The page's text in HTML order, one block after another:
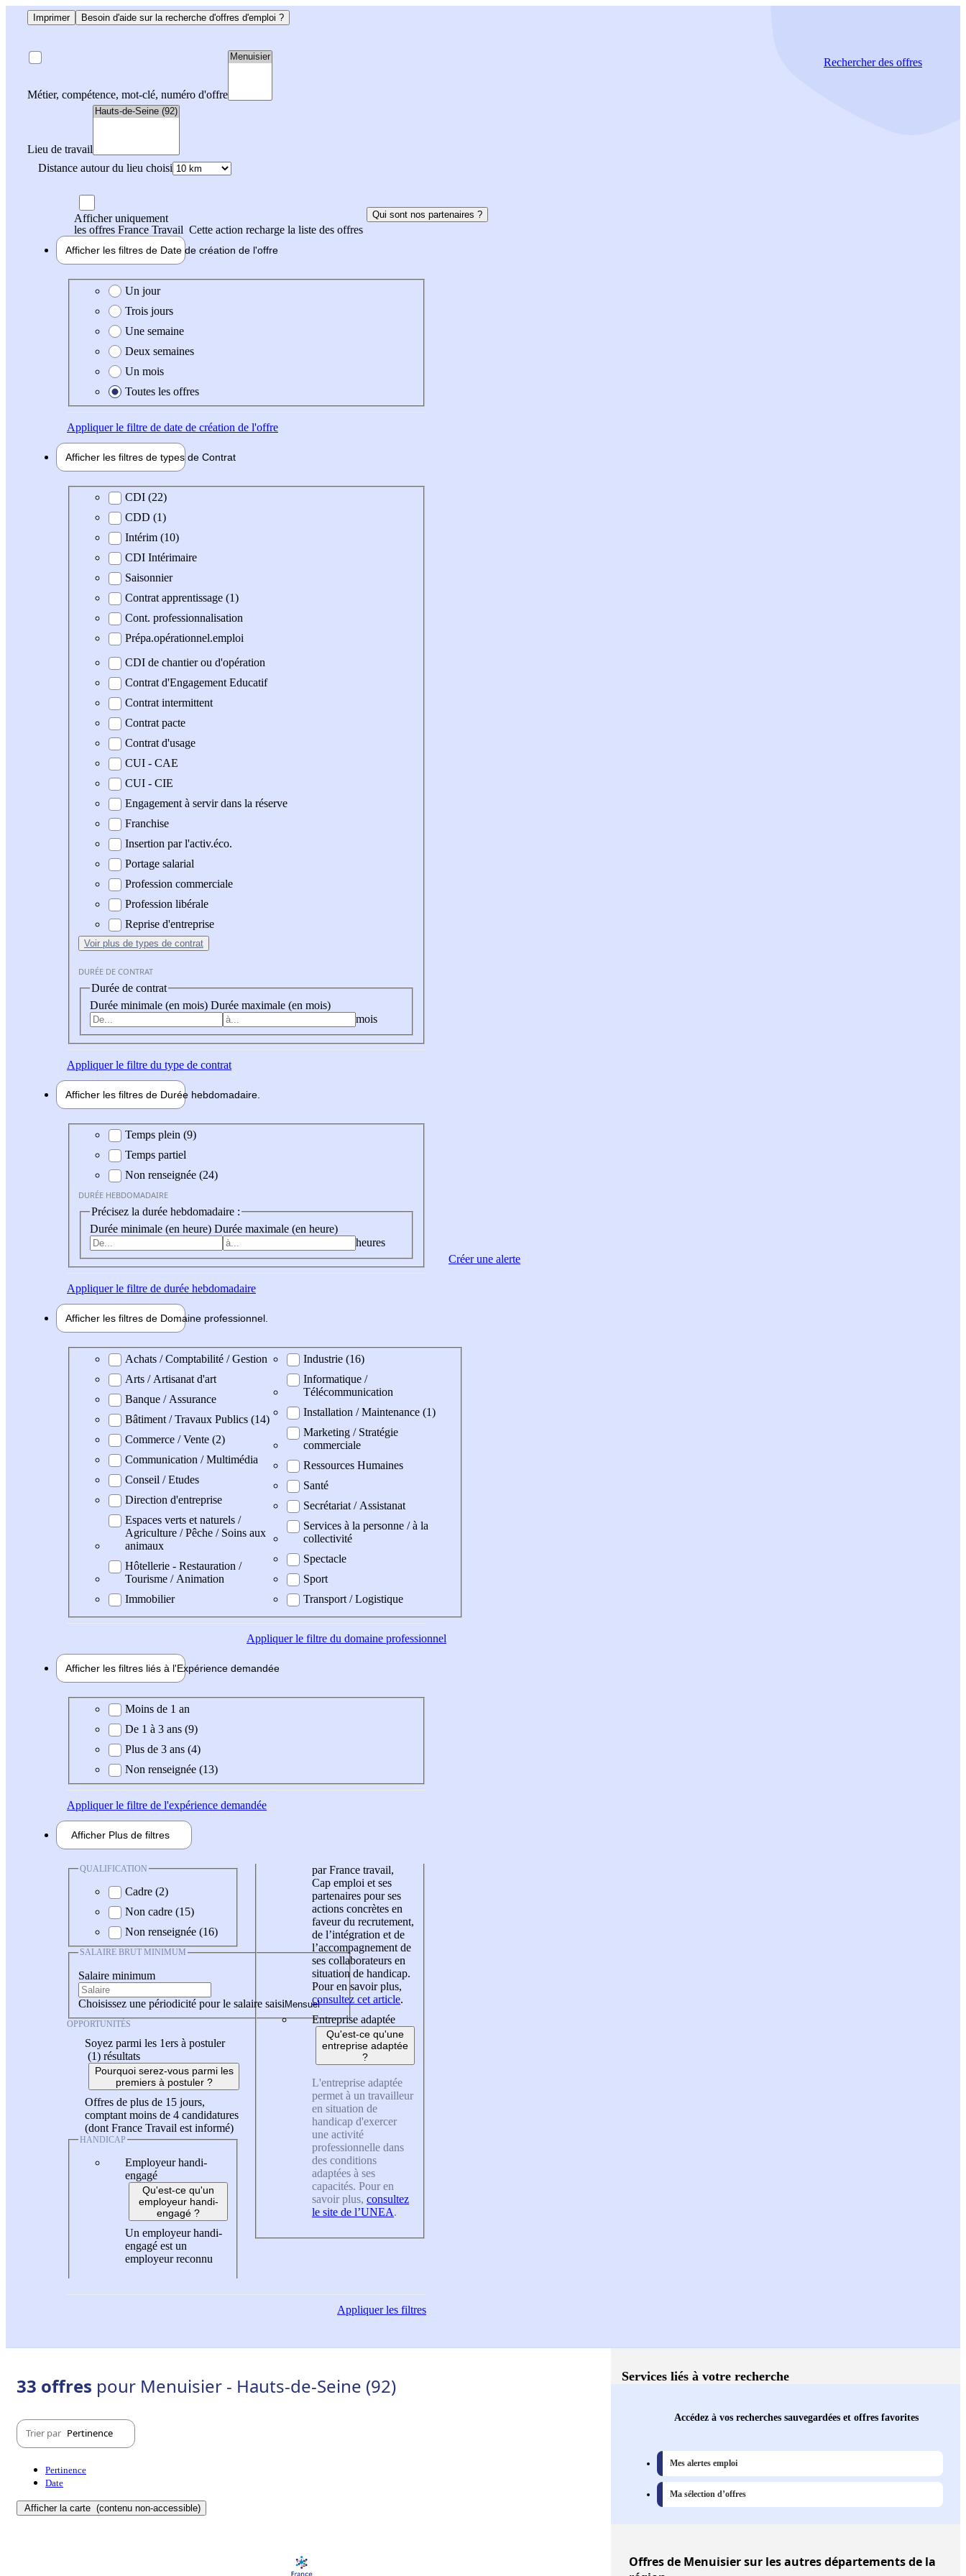
Imprimer Besoin d'aide sur la recherche d'offres d'emploi ?
Métier, compétence, mot-clé, numéro d'offre
Lieu de travail
Distance autour du lieu choisi
Rechercherdes offres
Afficher uniquement
les offres France Travail Cette action recharge la liste des offres
Qui sont nos partenaires ?
Afficher les filtres de Date de création de l'offre
Date de création de l'offre
Un jour
Trois jours
Une semaine
Deux semaines
Un mois
Toutes les offres
Appliquerle filtre de date de création de l'offre
Afficher les filtres de types de Contrat
Type de contratCDI (22)
CDD (1)
Intérim (10)
CDI Intérimaire
Saisonnier
Contrat apprentissage (1)
Cont. professionnalisation
Prépa.opérationnel.emploi
CDI de chantier ou d'opération
Contrat d'Engagement Educatif
Contrat intermittent
Contrat pacte
Contrat d'usage
CUI - CAE
CUI - CIE
Engagement à servir dans la réserve
Franchise
Insertion par l'activ.éco.
Portage salarial
Profession commerciale
Profession libérale
Reprise d'entreprise
Voir plus de types de contrat
DURÉE DE CONTRAT
Durée de contrat
Durée minimale (en mois) Durée maximale (en mois)
mois
Appliquerle filtre du type de contrat
Afficher les filtres de Durée hebdomadaire
Durée hebdomadaire
Temps plein (9)
Temps partiel
Non renseignée (24)
DURÉE HEBDOMADAIRE
Précisez la durée hebdomadaire :
Durée minimale (en heure) Durée maximale (en heure)
heures
Appliquerle filtre de durée hebdomadaire
Afficher les filtres de Domaine professionnel
Domaine professionel
Achats / Comptabilité / Gestion
Arts / Artisanat d'art
Banque / Assurance
Bâtiment / Travaux Publics (14)
Commerce / Vente (2)
Communication / Multimédia
Conseil / Etudes
Direction d'entreprise
Espaces verts et naturels /
Agriculture / Pêche / Soins aux
animaux
Hôtellerie - Restauration /
Tourisme / Animation
Immobilier
Industrie (16)
Informatique /
Télécommunication
Installation / Maintenance (1)
Marketing / Stratégie
commerciale
Ressources Humaines
Santé
Secrétariat / Assistanat
Services à la personne / à la
collectivité
Spectacle
Sport
Transport / Logistique
Appliquerle filtre du domaine professionnel
Afficher les filtres liés à l'Expérience demandée
Expérience demandée
Moins de 1 an
De 1 à 3 ans (9)
Plus de 3 ans (4)
Non renseignée (13)
Appliquerle filtre de l'expérience demandée
Afficher Plus de filtres
QUALIFICATION
Cadre (2)
Non cadre (15)
Non renseignée (16)
SALAIRE BRUT MINIMUM
Salaire minimum
Choisissez une périodicité pour le salaire saisi
OPPORTUNITÉS
Soyez parmi les 1ers à postuler
(1) résultats
Pourquoi serez-vous parmi les
premiers à postuler ?
Offres de plus de 15 jours,
comptant moins de 4 candidatures
(dont France Travail est informé)
HANDICAP
Employeur handi-
engagé
Qu'est-ce qu'un
employeur handi-
engagé ?
Un employeur handi-
engagé est un
employeur reconnu
par France travail,
Cap emploi et ses
partenaires pour ses
actions concrètes en
faveur du recrutement,
de l’intégration et de
l’accompagnement de
ses collaborateurs en
situation de handicap.
Pour en savoir plus,
consultez cet article.
Entreprise adaptée
Qu'est-ce qu'une
entreprise adaptée
?
L'entreprise adaptée
permet à un travailleur
en situation de
handicap d'exercer
une activité
professionnelle dans
des conditions
adaptées à ses
capacités. Pour en
savoir plus, consultez
le site de l’UNEA.
Appliquerles filtres
Créer une alerte
33 offres pour Menuisier - Hauts-de-Seine (92)
Trier par Pertinence
Pertinence
Date
Afficher la carte (contenu non-accessible)
Services liés à votre recherche
Accédez à vos recherches sauvegardées et offres favorites
Mes alertes emploi
Ma sélection d’offres
Offresde Menuisier sur les autres départements de la